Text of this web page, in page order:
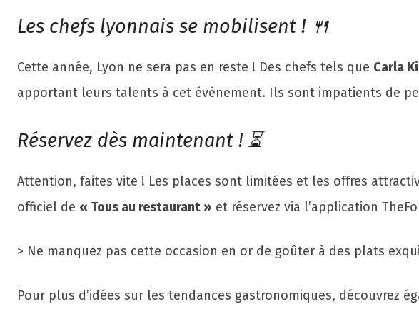
Les chefs lyonnais se mobilisent ! 🍴
Cette année, Lyon ne sera pas en reste ! Des chefs tels que Carla
apportant leurs talents à cet événement. Ils sont impatients de
Réservez dès maintenant ! ⏳
Attention, faites vite ! Les places sont limitées et les offres
officiel de « Tous au restaurant » et réservez via l’application
> Ne manquez pas cette occasion en or de goûter à des plats
Pour plus d’idées sur les tendances gastronomiques, découvrez